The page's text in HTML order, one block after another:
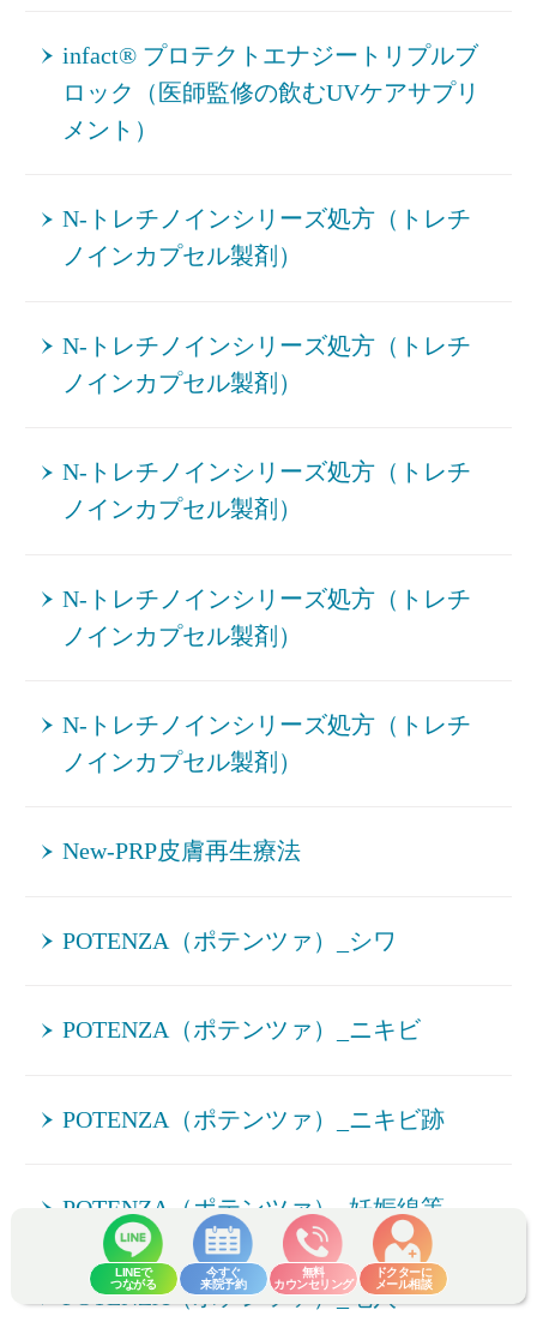
LINEで
つながる
今すぐ
来院予約
無料
カウンセリング
ドクターに
メール相談
infact® プロテクトエナジートリプルブ
ロック（医師監修の飲むUVケアサプリ
メント）
N-トレチノインシリーズ処方（トレチ
ノインカプセル製剤）
N-トレチノインシリーズ処方（トレチ
ノインカプセル製剤）
N-トレチノインシリーズ処方（トレチ
ノインカプセル製剤）
N-トレチノインシリーズ処方（トレチ
ノインカプセル製剤）
N-トレチノインシリーズ処方（トレチ
ノインカプセル製剤）
New-PRP皮膚再生療法
POTENZA（ポテンツァ）_シワ
POTENZA（ポテンツァ）_ニキビ
POTENZA（ポテンツァ）_ニキビ跡
POTENZA（ポテンツァ）_妊娠線等
POTENZA（ポテンツァ）_毛穴